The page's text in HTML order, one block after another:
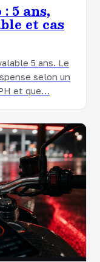
5 ans,
et cas
5 ans. Le
selon un
et que…